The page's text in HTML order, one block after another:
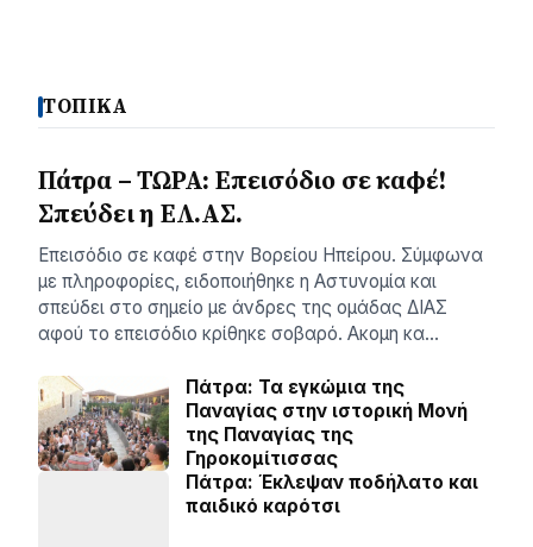
ΤΟΠΙΚΑ
Πάτρα – ΤΩΡΑ: Επεισόδιο σε καφέ!
Σπεύδει η ΕΛ.ΑΣ.
Eπεισόδιο σε καφέ στην Βορείου Ηπείρου. Σύμφωνα
με πληροφορίες, ειδοποιήθηκε η Αστυνομία και
σπεύδει στο σημείο με άνδρες της ομάδας ΔΙΑΣ
αφού το επεισόδιο κρίθηκε σοβαρό. Ακομη κα…
Πάτρα: Τα εγκώμια της
Παναγίας στην ιστορική Μονή
της Παναγίας της
Γηροκομίτισσας
Πάτρα: Έκλεψαν ποδήλατο και
παιδικό καρότσι